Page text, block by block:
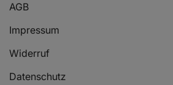
AGB
Impressum
Widerruf
Datenschutz